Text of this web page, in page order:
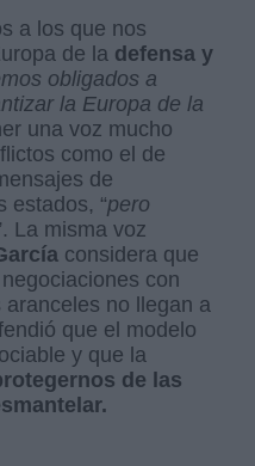
a los que nos
de la defensa y
obligados a
la Europa de la
una voz mucho
como el de
de
estados, “pero
La misma voz
considera que
con
no llegan a
que el modelo
y que la
de las